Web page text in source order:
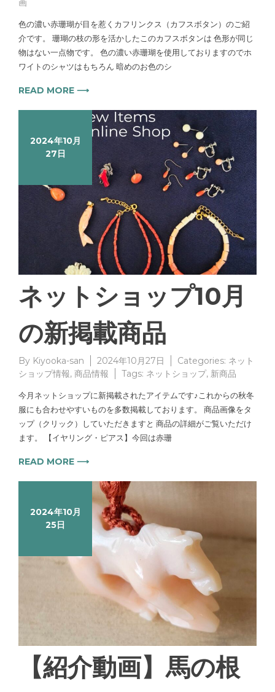
画
色の濃い赤珊瑚が目を惹くカフリンクス（カフスボタン）のご紹
介です。 珊瑚の枝の形を活かしたこのカフスボタンは 色形が同じ
物はない一点物です。 色の濃い赤珊瑚を使用しておりますのでホ
ワイトのシャツはもちろん 暗めのお色のシ
READ MORE ⟶
2024年10月
27日
ネットショップ10月
の新掲載商品
By Kiyooka-san 2024年10月27日 Categories: ネット
ショップ情報, 商品情報 Tags: ネットショップ, 新商品
今月ネットショップに新掲載されたアイテムです♪これからの秋冬
服にも合わせやすいものを多数掲載しております。 商品画像をタ
ップ（クリック）していただきますと 商品の詳細がご覧いただけ
ます。 【イヤリング・ピアス】今回は赤珊
READ MORE ⟶
2024年10月
25日
【紹介動画】馬の根